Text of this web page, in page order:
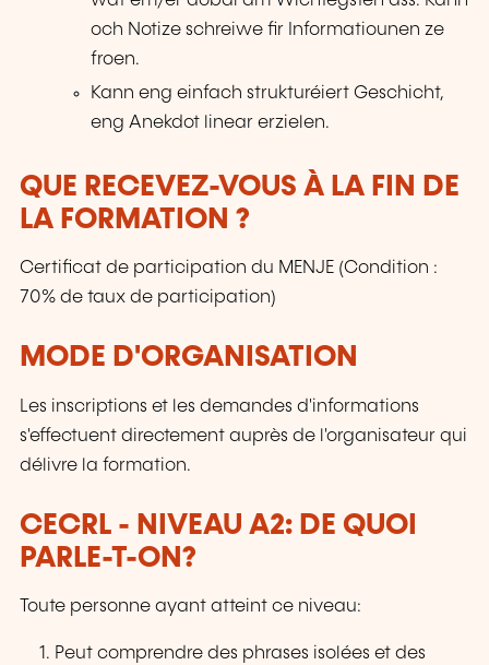
och Notize schreiwe fir Informatiounen ze
froen.
Kann eng einfach strukturéiert Geschicht,
eng Anekdot linear erzielen.
QUE RECEVEZ-VOUS À LA FIN DE
LA FORMATION ?
Certificat de participation du MENJE (Condition :
70% de taux de participation)
MODE D'ORGANISATION
Les inscriptions et les demandes d'informations
s'effectuent directement auprès de l'organisateur qui
délivre la formation.
CECRL - NIVEAU A2: DE QUOI
PARLE-T-ON?
Toute personne ayant atteint ce niveau:
Peut comprendre des phrases isolées et des